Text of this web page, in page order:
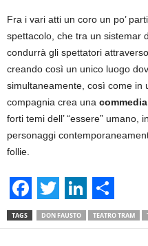
Fra i vari atti un coro un po’
spettacolo, che tra un sistemar
condurrà gli spettatori
creando così un unico luogo
simultaneamente, così come in
compagnia crea una
forti temi dell’ “essere” umano,
personaggi
follie.
F
a
T
w
L
i
S
h
TAGS DON FAUSTO TEATRO TRAM